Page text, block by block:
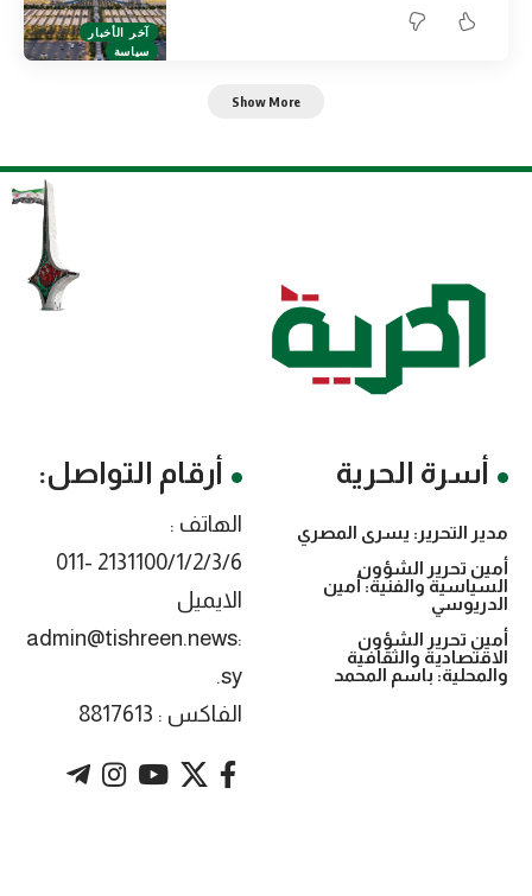
آخر الأخبار
سياسة
Show More
أسرة الحرية
مدير التحرير: يسرى المصري
أمين تحرير الشؤون
السياسية والفنية: أمين
الدريوسي
أمين تحرير الشؤون
الاقتصادية والثقافية
والمحلية: باسم المحمد
أرقام التواصل:
الهاتف :
2131100/1/2/3/6 -011
الايميل
:admin@tishreen.news
.sy
الفاكس : 8817613